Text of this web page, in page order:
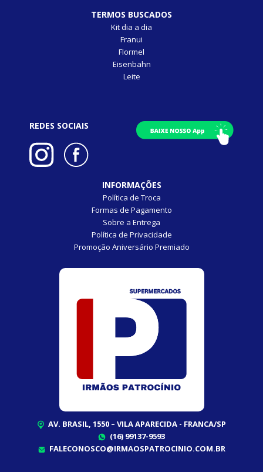
TERMOS BUSCADOS
Kit dia a dia
Franui
Flormel
Eisenbahn
Leite
REDES SOCIAIS
INFORMAÇÕES
Política de Troca
Formas de Pagamento
Sobre a Entrega
Política de Privacidade
Promoção Aniversário Premiado
AV. BRASIL, 1550 – VILA APARECIDA - FRANCA/SP
(16) 99137-9593
FALECONOSCO@IRMAOSPATROCINIO.COM.BR